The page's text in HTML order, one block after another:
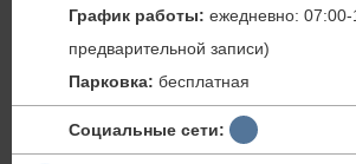
График работы: ежедневно:
предварительной записи)
Парковка: бесплатная
Социальные сети: